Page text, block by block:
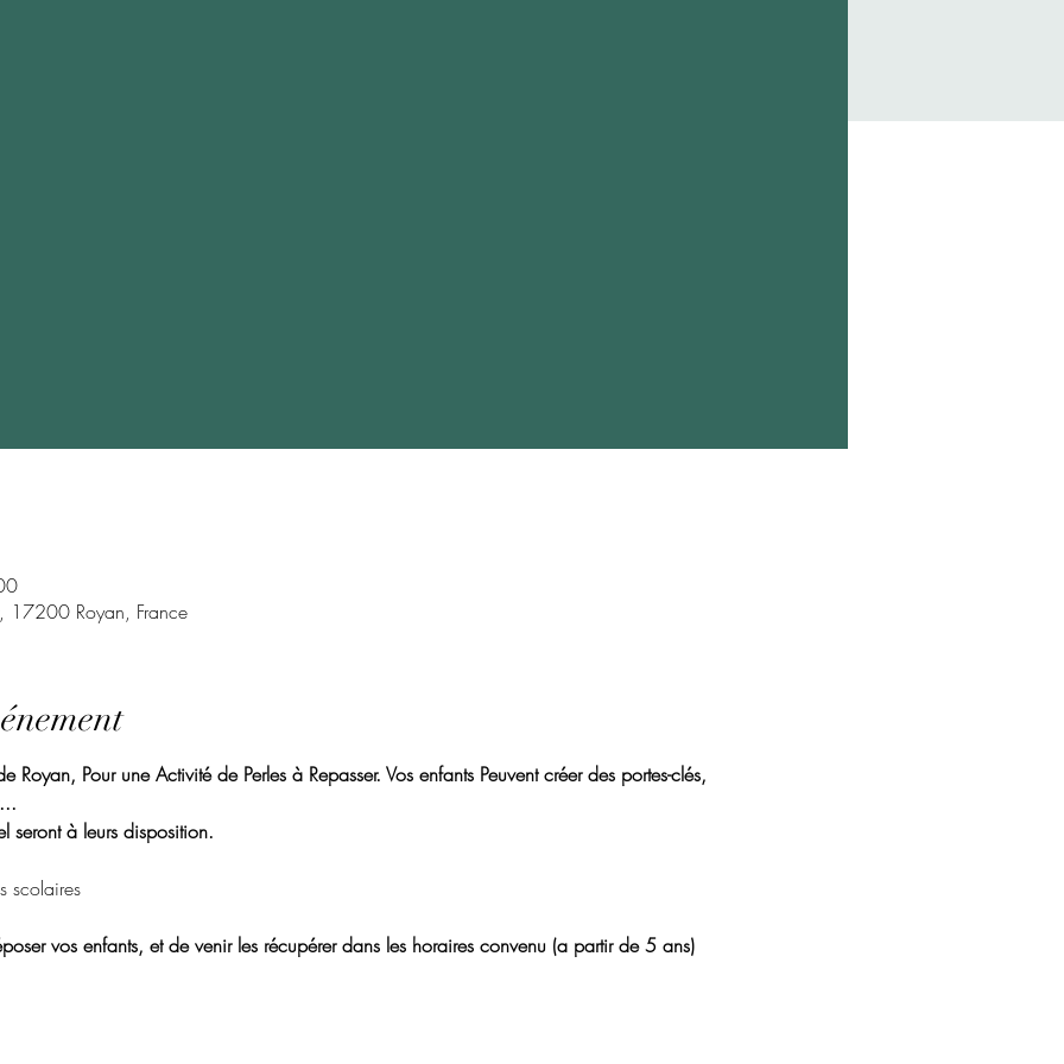
17200 Royan, France
Royan, Pour une Activité de Perles à Repasser. Vos enfants Peuvent créer des portes-clés,
seront à leurs disposition.
scolaires
vos enfants, et de venir les récupérer dans les horaires convenu (a partir de 5 ans)